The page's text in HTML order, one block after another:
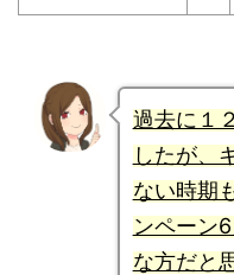
過去に１
したが、
ない時期
ンペーン
な方だと